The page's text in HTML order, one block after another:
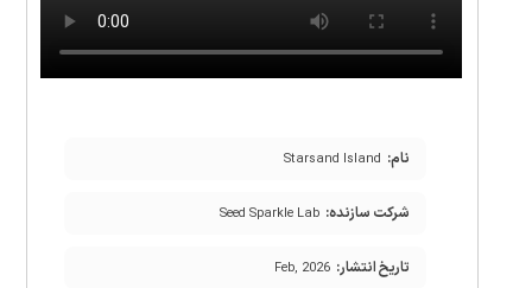
نام: Starsand Island
شرکت سازنده: Seed Sparkle Lab
تاریخ انتشار: Feb, 2026